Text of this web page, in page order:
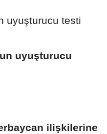
uyuşturucu
ilişkilerine